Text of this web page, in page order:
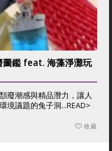
圖鑑 feat. 海藻淨灘玩
廢潮感與精品潛力，讓人
境議題的兔子洞...READ>
收藏